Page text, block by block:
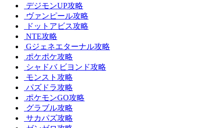
デジモンUP攻略
ヴァンピール攻略
ドットアビス攻略
NTE攻略
Gジェネエターナル攻略
ポケポケ攻略
シャドバ ビヨンド攻略
モンスト攻略
パズドラ攻略
ポケモンGO攻略
グラブル攻略
サカパズ攻略